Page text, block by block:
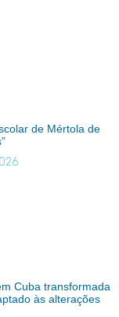
de Mértola de
Cuba transformada
às alterações